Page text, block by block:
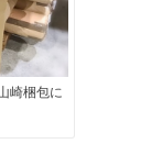
崎梱包に